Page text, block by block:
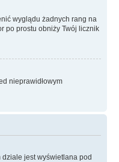
wyglądu żadnych rang na
po prostu obniży Twój licznik
nieprawidłowym
jest wyświetlana pod